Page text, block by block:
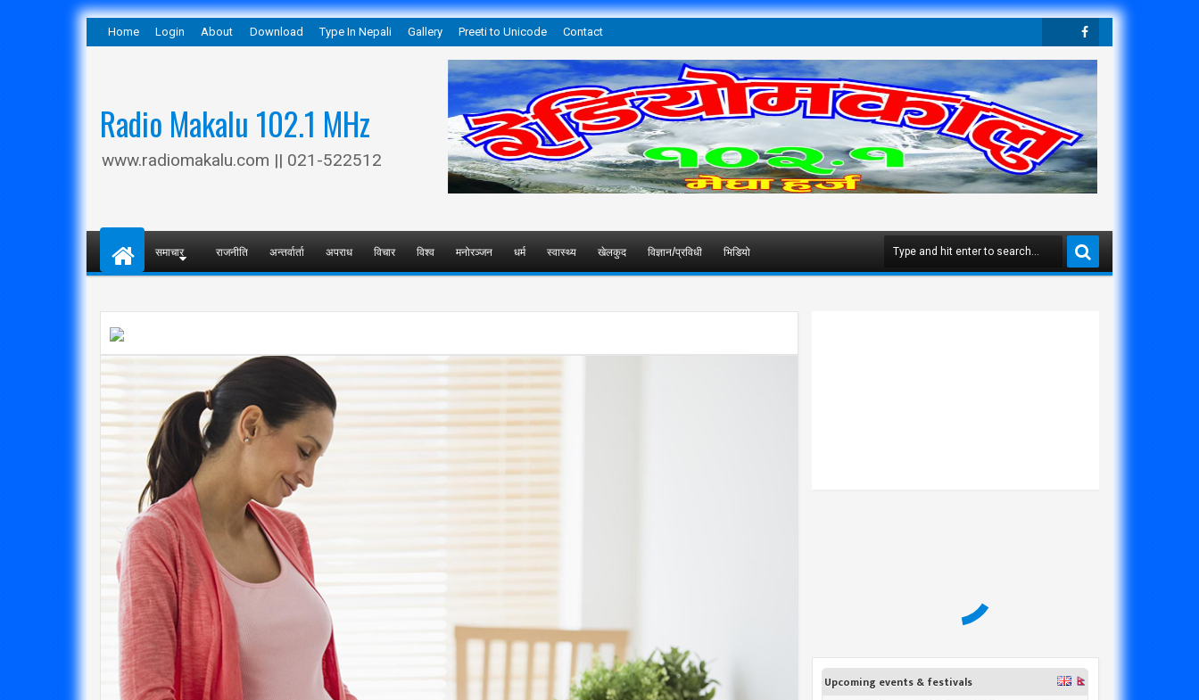
Home Login About Download Type In Nepali Gallery Preeti to Unicode Contact
Face
K
Twit
Radio Makalu 102.1 MHz
www.radiomakalu.com || 021-522512
समाचार राजनीति अन्तर्वार्ता अपराध विचार विश्व मनोरञ्जन धर्म स्वास्थ्य खेलकुद विज्ञान/प्रविधी भिडियो